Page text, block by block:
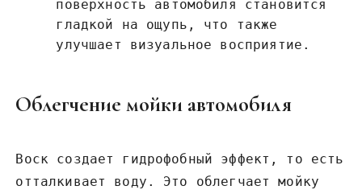
поверхность автомобиля становится
гладкой на ощупь, что также
улучшает визуальное восприятие.
Облегчение мойки автомобиля
Воск создает гидрофобный эффект, то есть
отталкивает воду. Это облегчает мойку